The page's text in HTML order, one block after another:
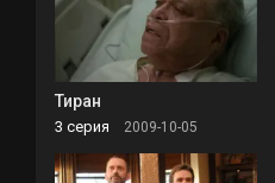
Тиран
3 серия 2009-10-05